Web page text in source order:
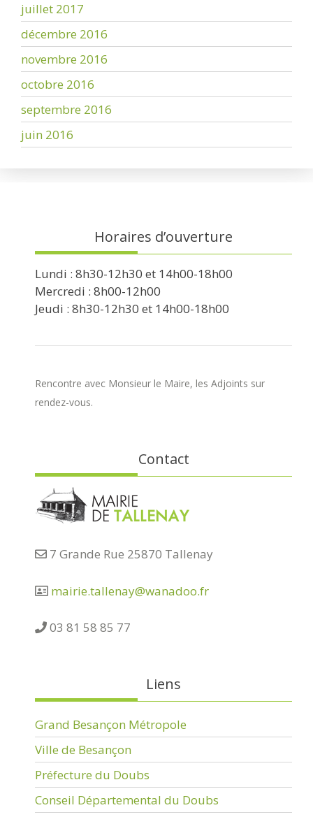
juillet 2017
décembre 2016
novembre 2016
octobre 2016
septembre 2016
juin 2016
Horaires d’ouverture
Lundi : 8h30-12h30 et 14h00-18h00
Mercredi : 8h00-12h00
Jeudi : 8h30-12h30 et 14h00-18h00
Rencontre avec Monsieur le Maire, les Adjoints sur
rendez-vous.
Contact
7 Grande Rue 25870 Tallenay
mairie.tallenay@wanadoo.fr
03 81 58 85 77
Liens
Grand Besançon Métropole
Ville de Besançon
Préfecture du Doubs
Conseil Départemental du Doubs